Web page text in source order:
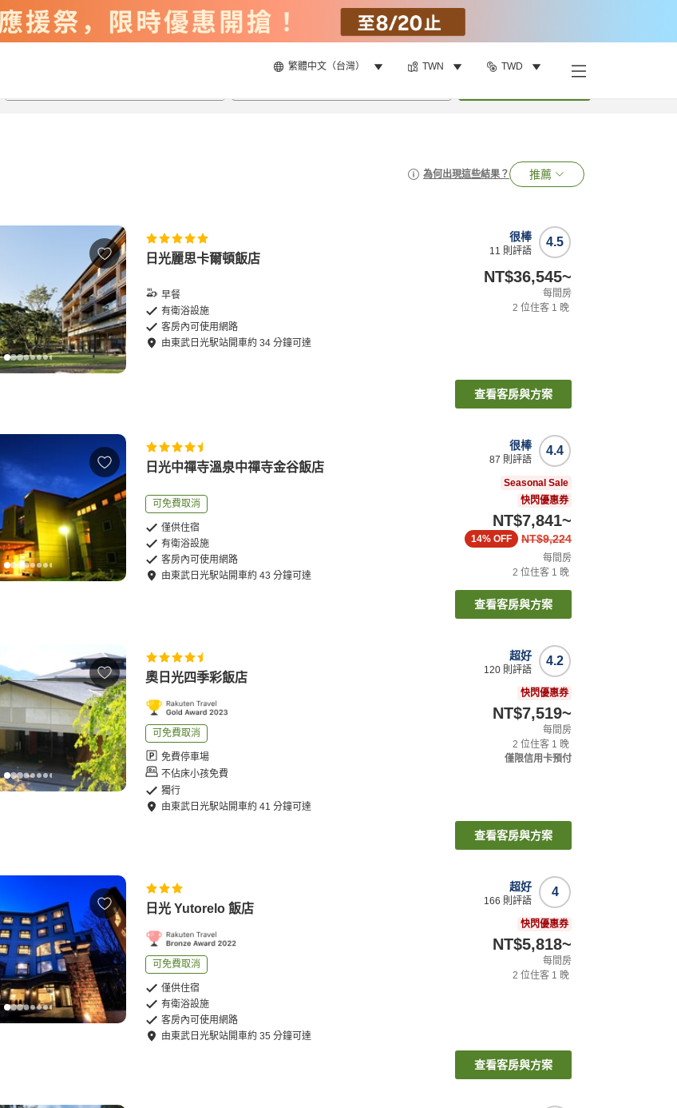
繁體中文（台灣） TWN TWD
為何出現這些結果？ 推薦
日光麗思卡爾頓飯店
早餐
有衛浴設施
客房內可使用網路
由東武日光駅站開車約34 分鐘可達
4.5
很棒
11 則評語
NT$36,545~
每間房
2 位住客 1 晚
查看客房與方案
日光中禪寺溫泉中禪寺金谷飯店
可免費取消
僅供住宿
有衛浴設施
客房內可使用網路
由東武日光駅站開車約43 分鐘可達
4.4
很棒
87 則評語
Seasonal Sale
快閃優惠券
NT$7,841~
NT$9,224
14% OFF
每間房
2 位住客 1 晚
查看客房與方案
奧日光四季彩飯店
可免費取消
免費停車場
不佔床小孩免費
獨行
由東武日光駅站開車約41 分鐘可達
4.2
超好
120 則評語
快閃優惠券
NT$7,519~
每間房
2 位住客 1 晚
僅限信用卡預付
查看客房與方案
日光 Yutorelo 飯店
可免費取消
僅供住宿
有衛浴設施
客房內可使用網路
由東武日光駅站開車約35 分鐘可達
4
超好
166 則評語
快閃優惠券
NT$5,818~
每間房
2 位住客 1 晚
查看客房與方案